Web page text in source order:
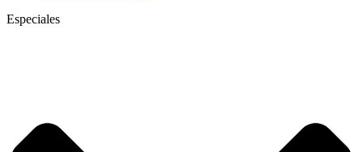
Especiales